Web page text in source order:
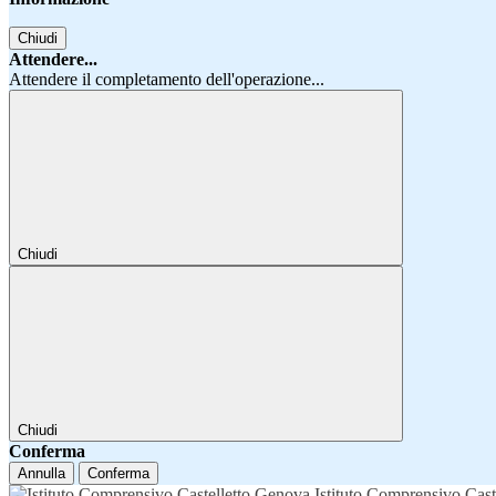
Chiudi
Attendere...
Attendere il completamento dell'operazione...
Chiudi
Chiudi
Conferma
Annulla Conferma